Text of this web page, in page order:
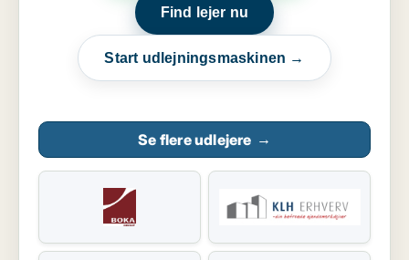
Find lejer nu
Start udlejningsmaskinen →
Se flere udlejere →